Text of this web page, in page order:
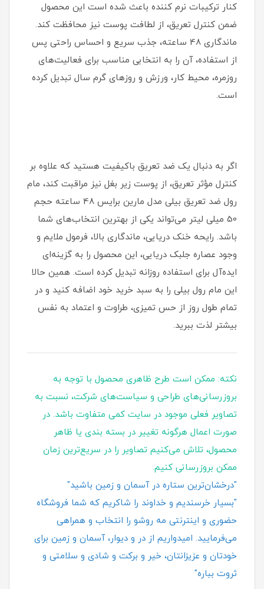
کنار ترکیبات نرم‌ کننده باعث شده است این محصول
ضمن کنترل تعریق، از لطافت پوست نیز محافظت کند.
ماندگاری 48 ساعته، جذب سریع و احساس راحتی پس
از استفاده، آن را به انتخابی مناسب برای فعالیت‌های
روزمره، محیط کار، ورزش و روزهای گرم سال تبدیل کرده
است.
اگر به دنبال یک ضد تعریق باکیفیت هستید که علاوه بر
کنترل مؤثر تعریق، از پوست زیر بغل نیز مراقبت کند، مام
رول ضد تعریق بیلی مدل مارین برایس 48 ساعته حجم
50 میلی‌ لیتر می‌تواند یکی از بهترین انتخاب‌های شما
باشد. رایحه خنک دریایی، ماندگاری بالا، فرمول ملایم و
وجود عصاره جلبک دریایی، این محصول را به گزینه‌ای
ایده‌آل برای استفاده روزانه تبدیل کرده است. همین حالا
این مام رول بیلی را به سبد خرید خود اضافه کنید و در
تمام طول روز از حس تمیزی، طراوت و اعتماد به‌ نفس
بیشتر لذت ببرید.
نکته: ممکن است طرح ظاهری محصول با توجه به
بروزرسانی‌های طراحی و سیاست‌های شرکت، نسبت به
تصاویر فعلی موجود در سایت کمی متفاوت باشد. در
صورت اعمال هرگونه تغییر در بسته‌ بندی یا ظاهر
محصول، تلاش می‌کنیم تصاویر را در سریع‌ترین زمان
ممکن بروزرسانی کنیم.
"درخشان‌ترین ستاره در آسمان و زمین باشید"
"بسیار خرسندیم و خداوند را شاکریم که شما فروشگاه
حضوری و اینترنتی مه روشو را انتخاب و همراهی
می‌فرمایید. امیدواریم از در و دیوار، آسمان و زمین برای
خودتان و عزیزانتان، خیر و برکت و شادی و سلامتی و
ثروت بباره"